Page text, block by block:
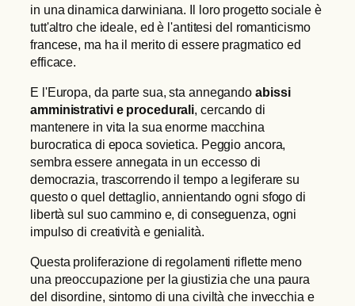
in una dinamica darwiniana. Il loro progetto sociale è
tutt'altro che ideale, ed è l'antitesi del romanticismo
francese, ma ha il merito di essere pragmatico ed
efficace.
E l'Europa, da parte sua, sta annegando abissi
amministrativi e procedurali, cercando di
mantenere in vita la sua enorme macchina
burocratica di epoca sovietica. Peggio ancora,
sembra essere annegata in un eccesso di
democrazia, trascorrendo il tempo a legiferare su
questo o quel dettaglio, annientando ogni sfogo di
libertà sul suo cammino e, di conseguenza, ogni
impulso di creatività e genialità.
Questa proliferazione di regolamenti riflette meno
una preoccupazione per la giustizia che una paura
del disordine, sintomo di una civiltà che invecchia e